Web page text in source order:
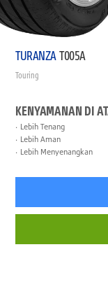
TURANZAT005A
Touring
KENYAMANAN DI
Lebih Tenang
Lebih Aman
Lebih Menyenangkan